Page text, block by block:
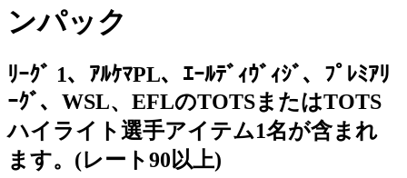
ンパック
ﾘｰｸﾞ 1、ｱﾙｹﾏPL、ｴｰﾙﾃﾞｨｳﾞｨｼﾞ、ﾌﾟﾚﾐｱﾘ
ｰｸﾞ、WSL、EFLのTOTSまたはTOTS
ハイライト選手アイテム1名が含まれ
ます。(レート90以上)